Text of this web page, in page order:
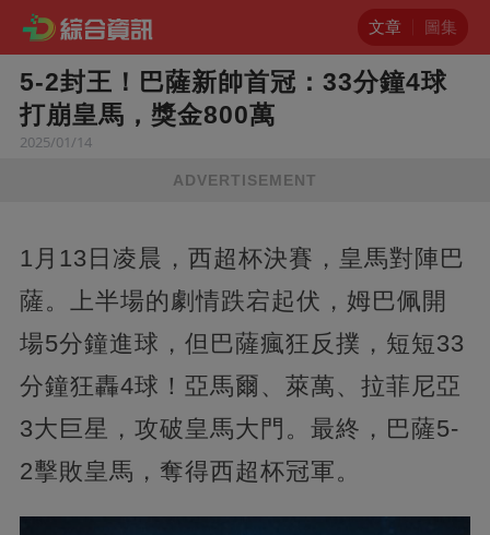
文章 圖集
5-2封王！巴薩新帥首冠：33分鐘4球
打崩皇馬，獎金800萬
2025/01/14
ADVERTISEMENT
1月13日凌晨，西超杯決賽，皇馬對陣巴
薩。上半場的劇情跌宕起伏，姆巴佩開
場5分鐘進球，但巴薩瘋狂反撲，短短33
分鐘狂轟4球！亞馬爾、萊萬、拉菲尼亞
3大巨星，攻破皇馬大門。最終，巴薩5-
2擊敗皇馬，奪得西超杯冠軍。